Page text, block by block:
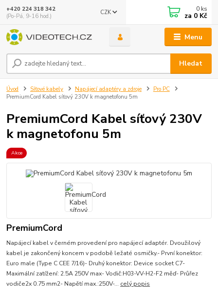
Menu
CZK
Hledat
+420 224 318 342
(Po-Pá, 9-16 hod.)
0 ks
za 0 Kč
Úvod Síťové kabely Napájecí adaptéry a zdroje
Pro PC
PremiumCord Kabel síťový 230V k magnetofonu 5m
PremiumCord Kabel síťový 230V
k magnetofonu 5m
Akce
PremiumCord
Napájecí kabel v černém provedení pro napájecí adaptér. Dvoužilový
kabel je zakončený koncem v podobě ležaté osmičky.- První konektor:
Euro male (Type C CEE 7/16)- Druhý konektor: Device socket C7-
Maximální zatížení: 2.5A 250V max- Vodič:H03-VV-H2-F2 měď- Průřez
vodiče2x 0.75 mm2- Napětí max.:250V-... celý popis